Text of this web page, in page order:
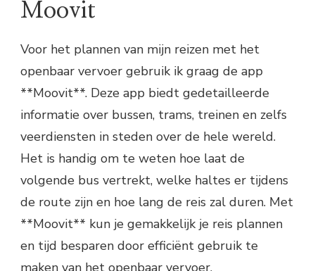
Moovit
Voor het plannen van mijn reizen met het
openbaar vervoer gebruik ik graag de app
**Moovit**. Deze app biedt gedetailleerde
informatie over bussen, trams, treinen en zelfs
veerdiensten in steden over de hele wereld.
Het is handig om te weten hoe laat de
volgende bus vertrekt, welke haltes er tijdens
de route zijn en hoe lang de reis zal duren. Met
**Moovit** kun je gemakkelijk je reis plannen
en tijd besparen door efficiënt gebruik te